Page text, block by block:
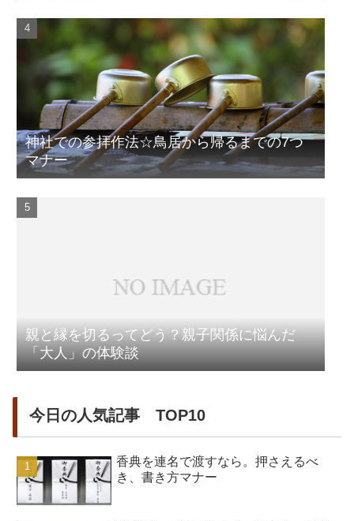
神社での参拝作法☆鳥居から帰るまでの7つ
マナー
親と縁を切るってどう？親子関係に悩んだ
「大人」の体験談
今日の人気記事 TOP10
香典を連名で渡すなら。押さえるべ
き、書き方マナー